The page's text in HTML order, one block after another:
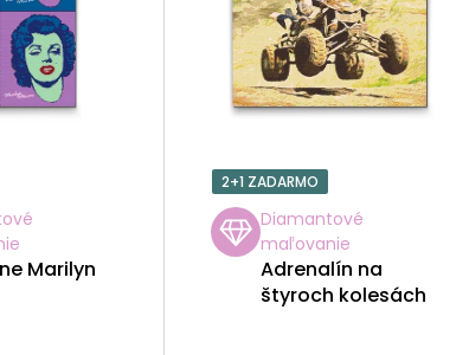
Marilyn
2+1 ZADARMO
Diamantové
maľovanie
Adrenalín na
štyroch kolesách